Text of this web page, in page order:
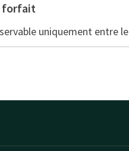
forfait
uniquement entre le